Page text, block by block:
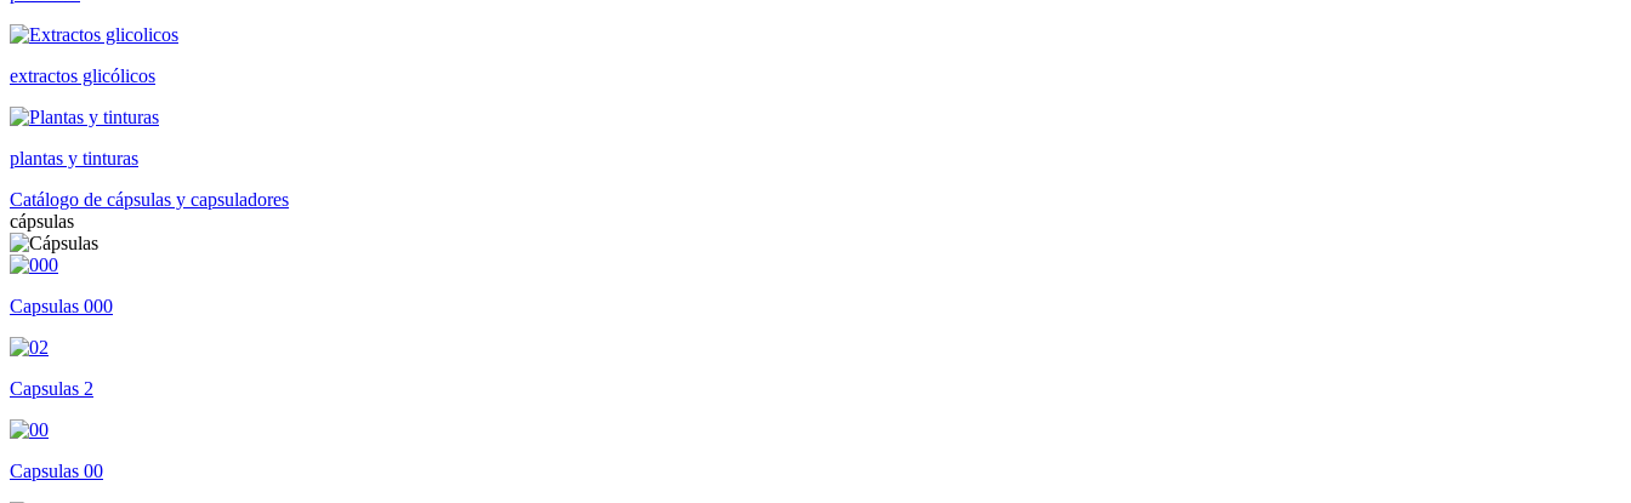
extractos glicólicos
plantas y tinturas
Catálogo de cápsulas y capsuladores
cápsulas
Capsulas 000
Capsulas 2
Capsulas 00